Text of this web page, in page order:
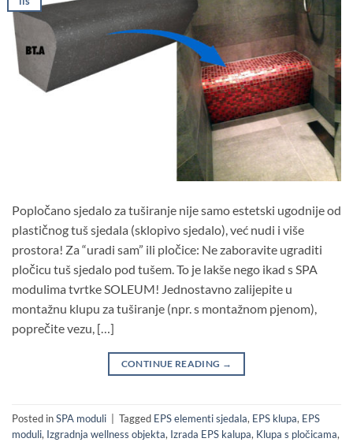
Popločano sjedalo za tuširanje nije samo estetski ugodnije od
plastičnog tuš sjedala (sklopivo sjedalo), već nudi i više
prostora! Za “uradi sam” ili pločice: Ne zaboravite ugraditi
pločicu tuš sjedalo pod tušem. To je lakše nego ikad s SPA
modulima tvrtke SOLEUM! Jednostavno zalijepite u
montažnu klupu za tuširanje (npr. s montažnom pjenom),
poprečite vezu, […]
CONTINUE READING →
Posted inSPA moduli Tagged EPS elementi sjedala, EPS klupa, EPS
moduli, Izgradnja wellness objekta, Izrada EPS kalupa, Klupa s pločicama,